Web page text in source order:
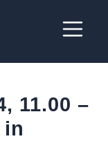
11.00 –
in